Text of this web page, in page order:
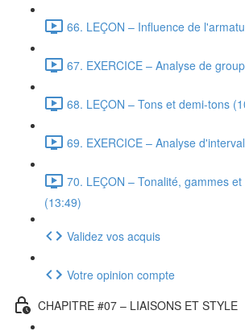
66. LEÇON – Influence de
67. EXERCICE – Analyse de
68. LEÇON – Tons et demi-tons
69. EXERCICE – Analyse
70. LEÇON – Tonalité, gammes
(13:49)
Validez vos acquis
Votre opinion compte
CHAPITRE #07 – LIAISONS ET STYLE